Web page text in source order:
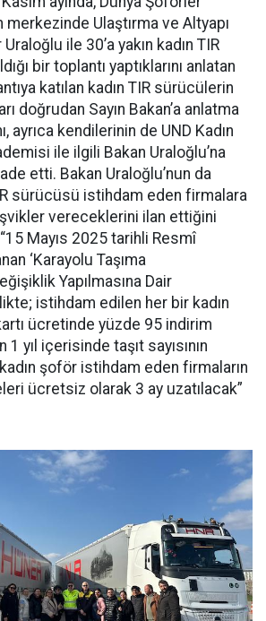
merkezinde Ulaştırma ve Altyapı
ile 30’a yakın kadın TIR
bir toplantı yaptıklarını anlatan
katılan kadın TIR sürücülerin
doğrudan Sayın Bakan’a anlatma
ayrıca kendilerinin de UND Kadın
ile ilgili Bakan Uraloğlu’na
etti. Bakan Uraloğlu’nun da
sürücüsü istihdam eden firmalara
vereceklerini ilan ettiğini
Mayıs 2025 tarihli Resmî
‘Karayolu Taşıma
Yapılmasına Dair
istihdam edilen her bir kadın
ücretinde yüzde 95 indirim
yıl içerisinde taşıt sayısının
şoför istihdam eden firmaların
ücretsiz olarak 3 ay uzatılacak”